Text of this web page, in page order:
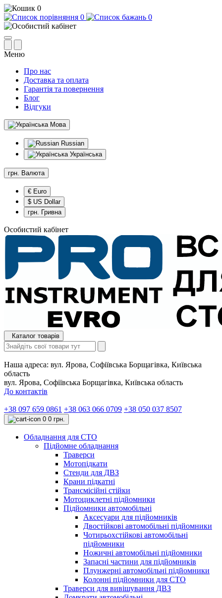
0
0
0
Меню
Про нас
Доставка та оплата
Гарантія та повернення
Блог
Відгуки
Мова
Russian
Українська
грн. Валюта
€ Euro
$ US Dollar
грн. Гривна
Особистий кабінет
Каталог товарів
Наша адреса: вул. Ярова, Софіївська Борщагівка, Київська
область
вул. Ярова, Софіївська Борщагівка, Київська область
До контактів
+38 097 659 0861 +38 063 066 0709 +38 050 037 8507
0 0 грн.
Обладнання для СТО
Підйомне обладнання
Траверси
Мотопідкати
Стенди для ДВЗ
Крани підкатні
Трансмісійні стійки
Мотоциклетні підйомники
Підйомники автомобільні
Аксесуари для підйомників
Двостійкові автомобільні підйомники
Чотирьохстійкові автомобільні
підйомники
Ножичні автомобільні підйомники
Запасні частини для підйомників
Плунжерні автомобільні підйомники
Колонні підйомники для СТО
Траверси для вивішування ДВЗ